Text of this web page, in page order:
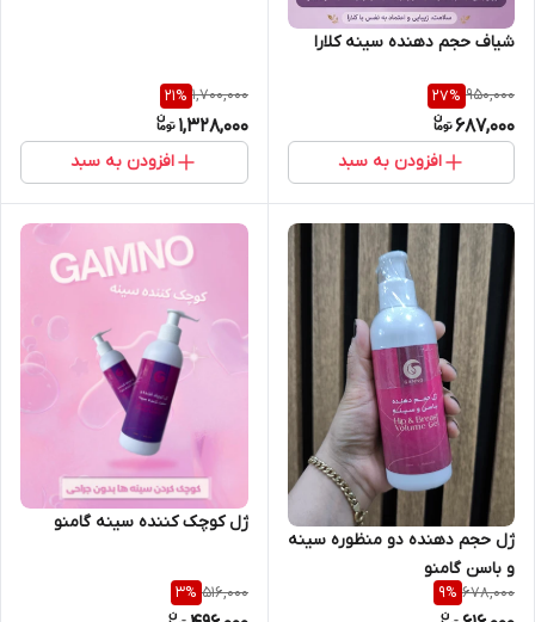
شیاف حجم دهنده سینه کلارا
950,000
27%
687,000
افزودن به سبد
1,700,000
21%
1,328,000
افزودن به سبد
ژل حجم دهنده دو منظوره سینه
و باسن گامنو
678,000
9%
ژل کوچک کننده سینه گامنو
516,000
3%